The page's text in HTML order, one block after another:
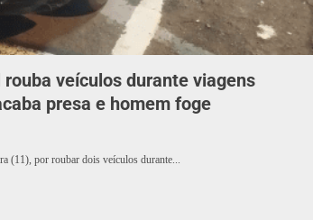
veículos durante viagens
presa e homem foge
(11), por roubar dois veículos durante...